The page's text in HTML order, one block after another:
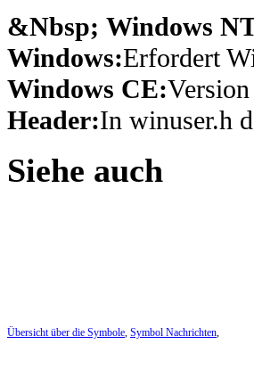
&Nbsp; Windows
Windows:Erfordert
Windows CE:
Header:In winuser.h
Siehe auch
Übersicht über die Symbole Symbol Nachrichten